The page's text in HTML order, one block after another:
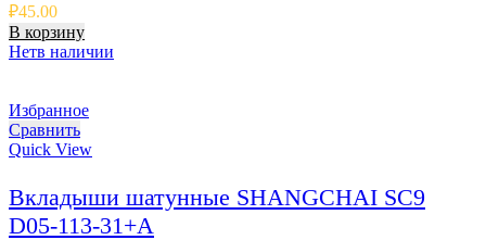
₽45.00
В корзину
Нетв наличии
Избранное
Сравнить
Quick View
Вкладыши шатунные SHANGCHAI SC9
D05-113-31+A